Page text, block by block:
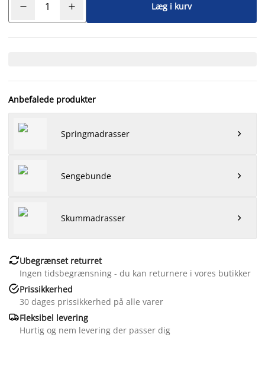
Læg i kurv
Anbefalede produkter
Springmadrasser 
Sengebunde 
Skummadrasser 
Ubegrænset returret
Ingen tidsbegrænsning - du kan returnere i vores butikker
Prissikkerhed
30 dages prissikkerhed på alle varer
Fleksibel levering
Hurtig og nem levering der passer dig